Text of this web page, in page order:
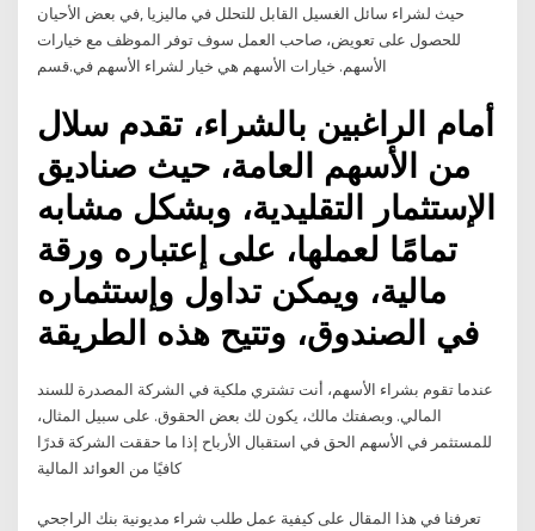
حيث لشراء سائل الغسيل القابل للتحلل في ماليزيا ,في بعض الأحيان
للحصول على تعويض، صاحب العمل سوف توفر الموظف مع خيارات
الأسهم. خيارات الأسهم هي خيار لشراء الأسهم في.قسم
أمام الراغبين بالشراء، تقدم سلال
من الأسهم العامة، حيث صناديق
الإستثمار التقليدية، وبشكل مشابه
تمامًا لعملها، على إعتباره ورقة
مالية، ويمكن تداول وإستثماره
في الصندوق، وتتيح هذه الطريقة
عندما تقوم بشراء الأسهم، أنت تشتري ملكية في الشركة المصدرة للسند
المالي. وبصفتك مالك، يكون لك بعض الحقوق. على سبيل المثال،
للمستثمر في الأسهم الحق في استقبال الأرباح إذا ما حققت الشركة قدرًا
كافيًا من العوائد المالية
تعرفنا في هذا المقال على كيفية عمل طلب شراء مديونية بنك الراجحي